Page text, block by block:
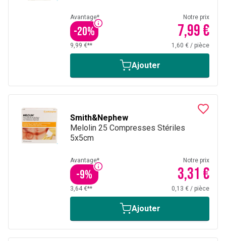
Avantage*
-20%
Notre prix
7,99 €
9,99 €** 1,60 € / pièce
Ajouter
Smith&Nephew
Melolin 25 Compresses Stériles
5x5cm
Avantage*
-9%
Notre prix
3,31 €
3,64 €** 0,13 € / pièce
Ajouter